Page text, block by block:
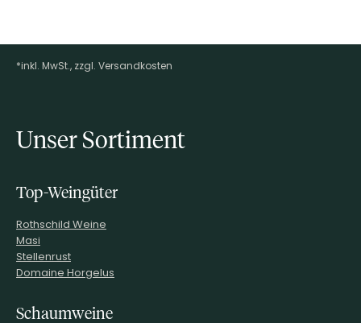
Footer-Menü
*inkl. MwSt., zzgl. Versandkosten
Unser Sortiment
Top-Weingüter
Rothschild Weine
Masi
Stellenrust
Domaine Horgelus
Schaumweine